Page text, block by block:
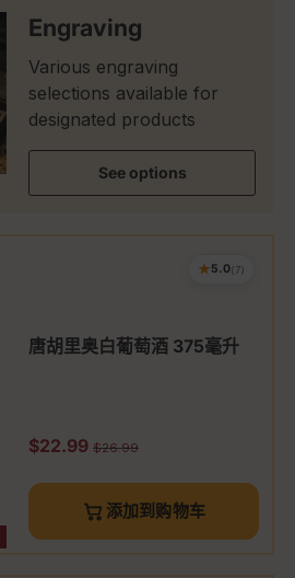
Engraving
Various engraving
selections available for
designated products
See options
★5.0(7)
唐胡里奥白葡萄酒 375毫升
促销价
$22.99 原价
$26.99
添加到购物车